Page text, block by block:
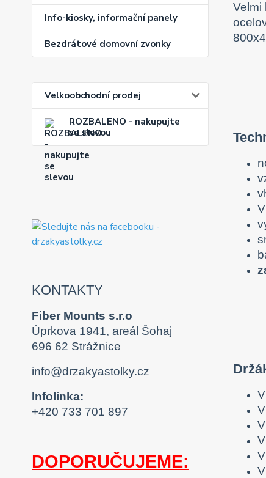
Info-kiosky, informační panely
Bezdrátové domovní zvonky
Velkoobchodní prodej
ROZBALENO - nakupujte
se slevou
KONTAKTY
Fiber Mounts s.r.o
Úprkova 1941, areál Šohaj
696 62 Strážnice
info@drzakyastolky.cz
Infolinka:
+420 733 701 897
DOPORUČUJEME:
Velmi